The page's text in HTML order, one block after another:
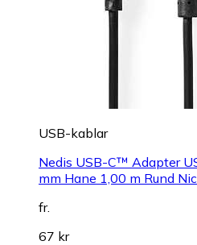
USB-kablar
Nedis USB-C™ Adapter
mm Hane 1,00 m Rund
fr.
67 kr